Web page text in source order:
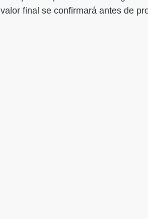
valor final se confirmará antes de